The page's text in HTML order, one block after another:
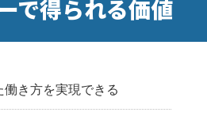
で得られる価値
働き方を実現できる